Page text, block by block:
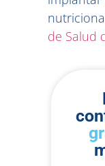
de Salud